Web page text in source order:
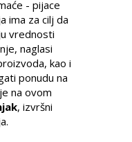
- pijace
ima za cilj da
vrednosti
naglasi
kao i
ponudu na
na ovom
, izvršni